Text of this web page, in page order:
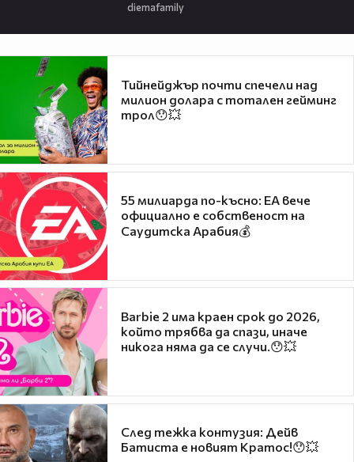
diemafamily
Тийнейджър почти спечели над
милион долара с тотален гейминг
трол😯💥
55 милиарда по-късно: EA вече
официално е собственост на
Саудитска Арабия💰
Barbie 2 има краен срок до 2026,
който трябва да спази, иначе
никога няма да се случи.😯💥
След тежка контузия: Дейв
Батиста е новият Кратос!😯💥